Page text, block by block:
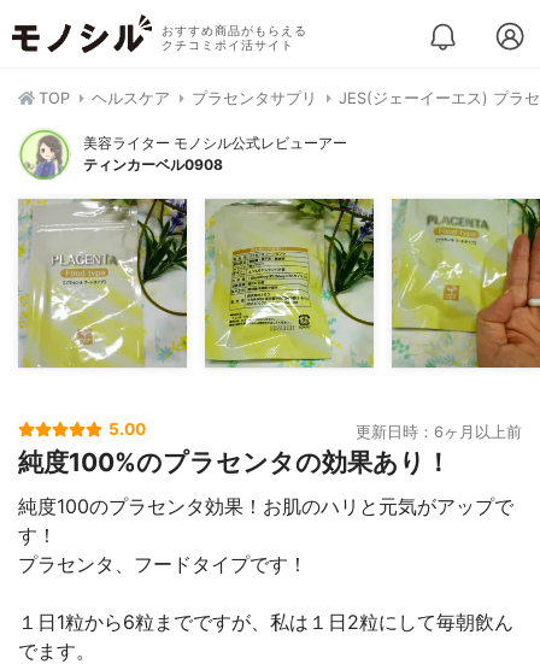
おすすめ商品がもらえる
クチコミポイ活サイト
TOP ヘルスケア プラセンタサプリ JES(ジェーイーエス) プラ
美容ライター モノシル公式レビューアー
ティンカーベル0908
5.00 更新日時：6ヶ月以上前
純度100%のプラセンタの効果あり！
純度100のプラセンタ効果！お肌のハリと元気がアップで
す！
プラセンタ、フードタイプです！
１日1粒から6粒までですが、私は１日2粒にして毎朝飲ん
でます。